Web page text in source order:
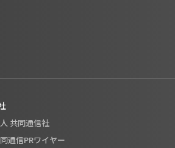
共同通信社
通信PRワイヤー